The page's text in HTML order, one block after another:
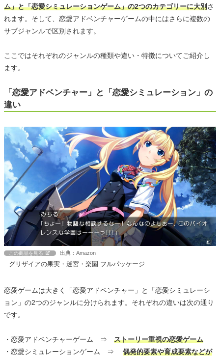
ム」と「恋愛シミュレーションゲーム」の2つのカテゴリーに大別さ
れます。そして、恋愛アドベンチャーゲームの中にはさらに複数の
サブジャンルで区別されます。
ここではそれぞれのジャンルの種類や違い・特徴についてご紹介し
ます。
「恋愛アドベンチャー」と「恋愛シミュレーション」の
違い
この商品を見る 出典：Amazon
グリザイアの果実・迷宮・楽園 フルパッケージ
恋愛ゲームは大きく「恋愛アドベンチャー」と「恋愛シミュレーシ
ョン」の2つのジャンルに分けられます。それぞれの違いは次の通り
です。
・恋愛アドベンチャーゲーム ⇒ ストーリー重視の恋愛ゲーム
・恋愛シミュレーションゲーム ⇒ 偶発的要素や育成要素などが